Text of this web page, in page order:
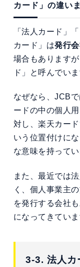
カード」の違い
「法人カード」
カード」は発行
場合もあります
ド」と呼んでいま
なぜなら、JCB
ードの中の個人
対し、楽天カー
いう位置付けに
な意味を持って
また、最近では
く、個人事業主
を発行する会社
になってきていま
3-3. 法人カ